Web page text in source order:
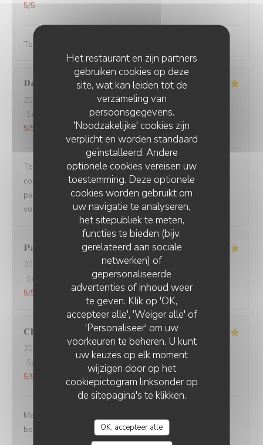
Het restaurant en zijn partners
gebruiken cookies op deze
site, wat kan leiden tot de
verzameling van
persoonsgegevens.
'Noodzakelijke' cookies zijn
verplicht en worden standaard
geïnstalleerd. Andere
optionele cookies vereisen uw
toestemming. Deze optionele
cookies worden gebruikt om
uw navigatie te analyseren,
het sitepubliek te meten,
functies te bieden (bijv.
gerelateerd aan sociale
netwerken) of
gepersonaliseerde
advertenties of inhoud weer
te geven. Klik op 'OK,
accepteer alle', 'Weiger alle' of
'Personaliseer' om uw
voorkeuren te beheren. U kunt
uw keuzes op elk moment
wijzigen door op het
cookiepictogram linksonder op
de sitepagina's te klikken.
OK, accepteer alle
5/5
Toujours servi avec bonne humeur ! Plats délicieux
Damien
2026-08-01
- 19:15 - Gasten 3
Service
Atmosfeer: 5/5 Keuken:5/5 Kwaliteit / Prijs
5/5
Toujours un plaisir de venir dans ce restaurant qui
commence toujours par un accueil chaleureux. Tout est
parfait si service à la cuisine. Ne changez rien Merci à
vous
Pascal
2026-07-31
- 20:45 - Gasten 2
Service
Atmosfeer: 5/5 Keuken:5/5
5/5
Claire
2026-07-30
- 20:30 - Gasten 4
Service
Atmosfeer Keuken /5 Kwaliteit / Prijs
5/5
Merci pour tout ! La soirée était super avec une très
bonne cuisine et un personnel au top !